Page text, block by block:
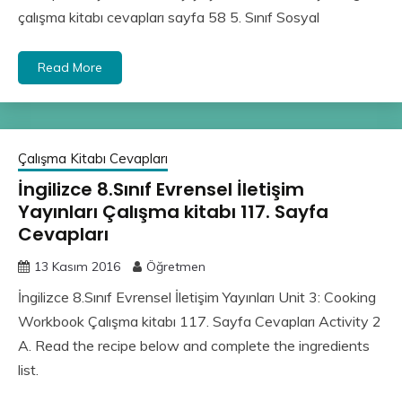
çalışma kitabı cevapları sayfa 58 5. Sınıf Sosyal
Read More
Çalışma Kitabı Cevapları
İngilizce 8.Sınıf Evrensel İletişim
Yayınları Çalışma kitabı 117. Sayfa
Cevapları
13 Kasım 2016 Öğretmen
İngilizce 8.Sınıf Evrensel İletişim Yayınları Unit 3: Cooking
Workbook Çalışma kitabı 117. Sayfa Cevapları Activity 2
A. Read the recipe below and complete the ingredients
list.